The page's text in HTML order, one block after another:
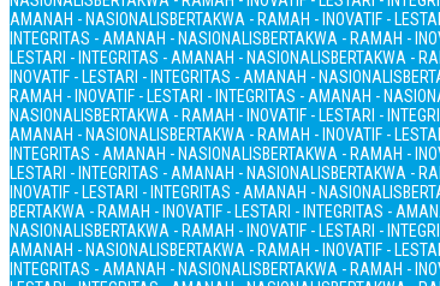
AMANAH - NASIONALISBERTAKWA - RAMAH - INOVATIF -
INTEGRITAS - AMANAH - NASIONALISBERTAKWA - RAMAH -
LESTARI - INTEGRITAS - AMANAH - NASIONALISBERTAKWA -
INOVATIF - LESTARI - INTEGRITAS - AMANAH - NASIONALIS
RAMAH - INOVATIF - LESTARI - INTEGRITAS - AMANAH -
NASIONALISBERTAKWA - RAMAH - INOVATIF - LESTARI -
AMANAH - NASIONALISBERTAKWA - RAMAH - INOVATIF -
INTEGRITAS - AMANAH - NASIONALISBERTAKWA - RAMAH -
LESTARI - INTEGRITAS - AMANAH - NASIONALISBERTAKWA -
INOVATIF - LESTARI - INTEGRITAS - AMANAH - NASIONALIS
BERTAKWA - RAMAH - INOVATIF - LESTARI - INTEGRITAS -
NASIONALISBERTAKWA - RAMAH - INOVATIF - LESTARI -
AMANAH - NASIONALISBERTAKWA - RAMAH - INOVATIF -
INTEGRITAS - AMANAH - NASIONALISBERTAKWA - RAMAH -